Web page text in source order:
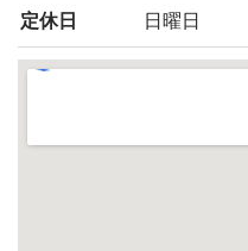
定休日 日曜日